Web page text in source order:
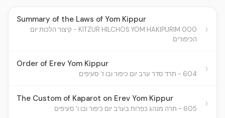
Summary of the Laws of Yom Kippur
000 KITZUR HILCHOS YOM HAKIPURIM - קיצור הלכות יום
הכיפורים
›
Order of Erev Yom Kippur
604 - תרד סדר ערב יום כיפור ובו ז' סעיפים ›
The Custom of Kaparot on Erev Yom Kippur
605 - תרה מנהג כפרות בערב יום כיפור ובו ו' סעיפים ›